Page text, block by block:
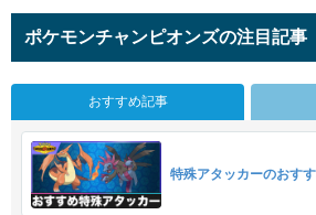
ポケモンチャンピオンズの注目記事
おすすめ記事
特殊アタッカーのおす